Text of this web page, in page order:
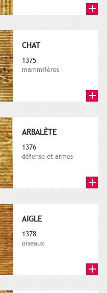
CHAT
1375
mammifères
ARBALÈTE
1376
défense et armes
AIGLE
1378
oiseaux